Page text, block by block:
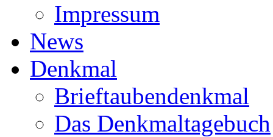
Impressum
News
Denkmal
Brieftaubendenkmal
Das Denkmaltagebuch